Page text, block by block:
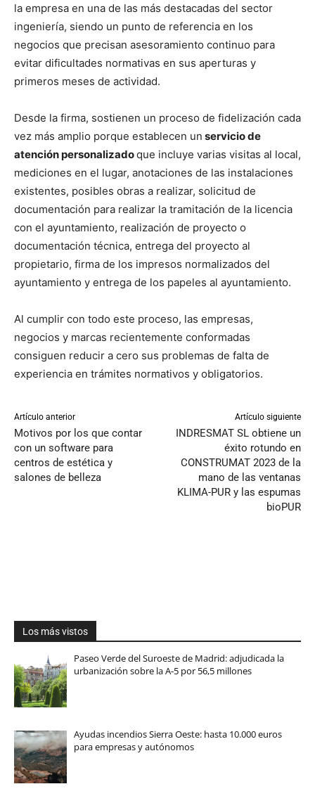
la empresa en una de las más destacadas del sector
ingeniería, siendo un punto de referencia en los
negocios que precisan asesoramiento continuo para
evitar dificultades normativas en sus aperturas y
primeros meses de actividad.
Desde la firma, sostienen un proceso de fidelización cada
vez más amplio porque establecen un servicio de
atención personalizadoque incluye varias visitas al local,
mediciones en el lugar, anotaciones de las instalaciones
existentes, posibles obras a realizar, solicitud de
documentación para realizar la tramitación de la licencia
con el ayuntamiento, realización de proyecto o
documentación técnica, entrega del proyecto al
propietario, firma de los impresos normalizados del
ayuntamiento y entrega de los papeles al ayuntamiento.
Al cumplir con todo este proceso, las empresas,
negocios y marcas recientemente conformadas
consiguen reducir a cero sus problemas de falta de
experiencia en trámites normativos y obligatorios.
Artículo anterior
Motivos por los que contar
con un software para
centros de estética y
salones de belleza
Artículo siguiente
INDRESMAT SL obtiene un
éxito rotundo en
CONSTRUMAT 2023 de la
mano de las ventanas
KLIMA-PUR y las espumas
bioPUR
Los más vistos
Paseo Verde del Suroeste de Madrid: adjudicada la
urbanización sobre la A-5 por 56,5 millones
Ayudas incendios Sierra Oeste: hasta 10.000 euros
para empresas y autónomos